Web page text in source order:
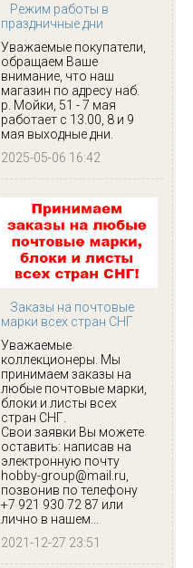
Режим работы в
праздничные дни
Уважаемые покупатели,
обращаем Ваше
внимание, что наш
магазин по адресу наб.
р. Мойки, 51 - 7 мая
работает с 13.00, 8 и 9
мая выходные дни.
2025-05-06 16:42
Заказы на почтовые
марки всех стран СНГ
Уважаемые
коллекционеры. Мы
принимаем заказы на
любые почтовые марки,
блоки и листы всех
стран СНГ.
Свои заявки Вы можете
оставить: написав на
электронную почту
hobby-group@mail.ru,
позвонив по телефону
+7 921 930 72 87 или
лично в нашем...
2021-12-27 23:51